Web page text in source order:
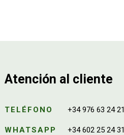
Atención al cliente
TELÉFONO +34 976 63 24 21
WHATSAPP +34 602 25 24 31